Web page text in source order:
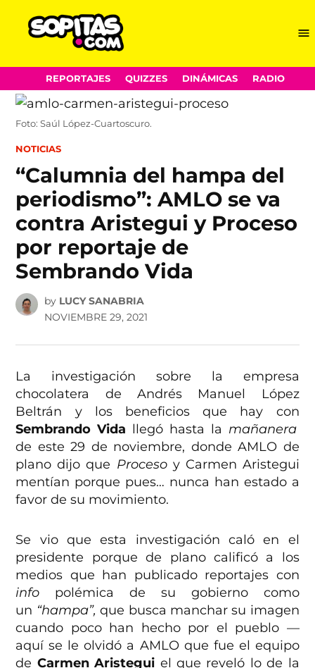
Skip
to
content
REPORTAJES QUIZZES DINÁMICAS RADIO
Foto: Saúl López-Cuartoscuro.
POSTED
NOTICIAS
“Calumnia del hampa del
periodismo”: AMLO se va
contra Aristegui y Proceso
por reportaje de
Sembrando Vida
by LUCY SANABRIA
NOVIEMBRE 29, 2021
La investigación sobre la empresa
chocolatera de Andrés Manuel López
Beltrán y los beneficios que hay con
Sembrando Vida llegó hasta la mañanera
de este 29 de noviembre, donde AMLO de
plano dijo que Procesoy Carmen Aristegui
mentían porque pues… nunca han estado a
favor de su movimiento.
Se vio que esta investigación caló en el
presidente porque de plano calificó a los
medios que han publicado reportajes con
info polémica de su gobierno como
un “hampa”,que busca manchar su imagen
cuando poco han hecho por el pueblo —
aquí se le olvidó a AMLO que fue el equipo
de Carmen Aristegui el que reveló lo de la